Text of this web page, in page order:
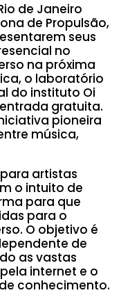
de Janeiro
de Propulsão,
seus
no
na próxima
o laboratório
do instituto Oi
gratuita.
pioneira
música,
artistas
o intuito de
para que
para o
O objetivo é
de
as vastas
internet e o
conhecimento.